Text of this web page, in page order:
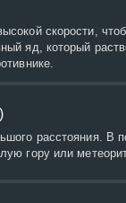
скорости,
яд, который
расстояния. В
гору или